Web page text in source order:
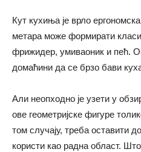
Кут кухиња је врло
метара може формирати
фрижидер, умиваоник и пећ.
домаћини да се брзо бави
Али неопходно је узети у
ове геометријске фигуре
том случају, треба оставити
користи као радна област.